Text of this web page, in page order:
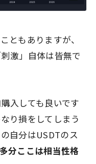
ともありますが、
激」自体は皆無で
入しても良いです
り損をしてしまう
自分はUSDTのス
多分ここは相当性格